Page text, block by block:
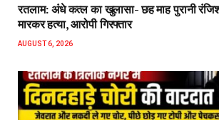
रतलाम: अंधे कत्ल का खुलासा- छह माह पुरानी
मारकर हत्या, आरोपी गिरफ्तार
AUGUST 6, 2026